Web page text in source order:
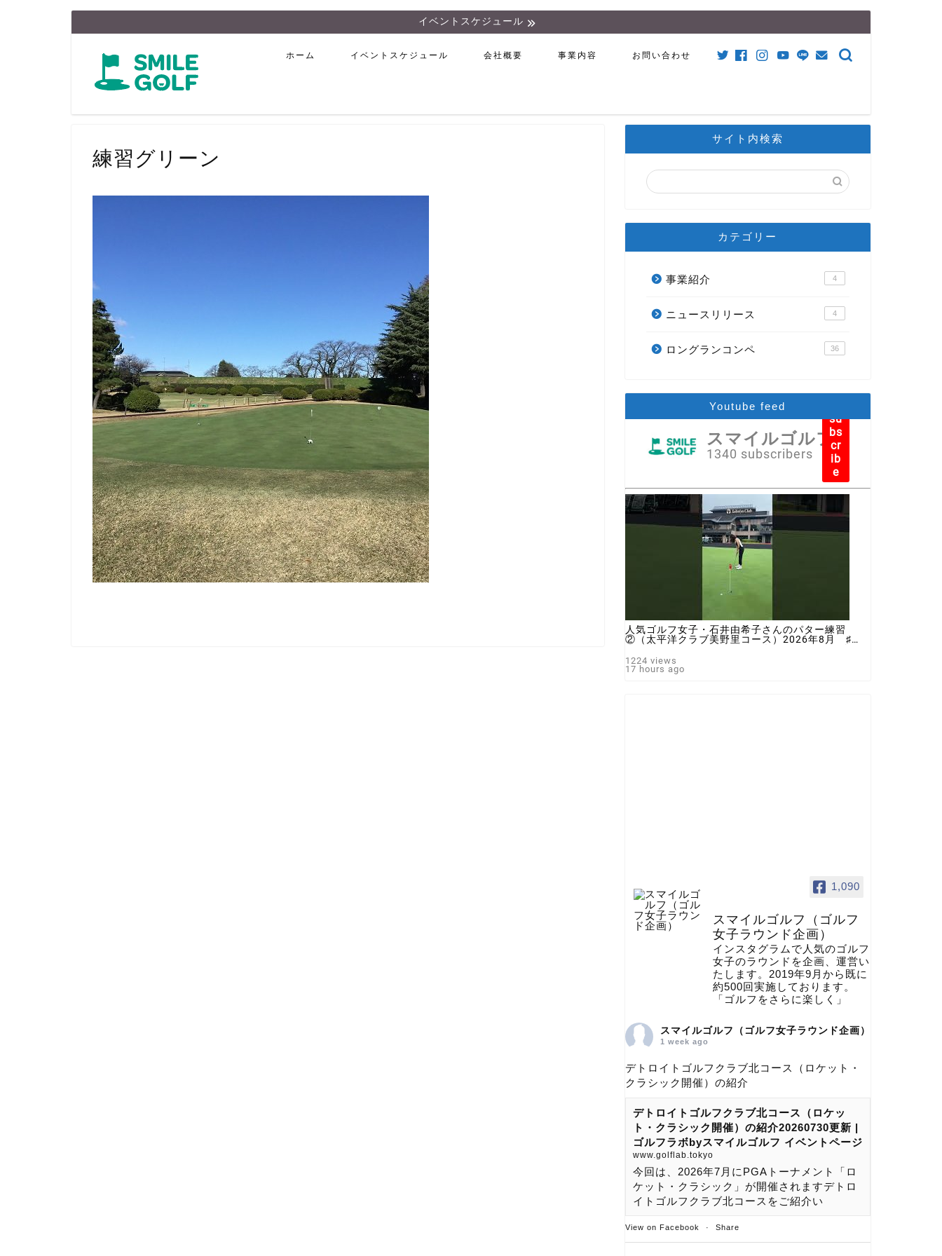
イベントスケジュール
ホーム イベントスケジュール 会社概要 事業内容 お問い合わせ
練習グリーン
サイト内検索
カテゴリー
事業紹介 4
ニュースリリース 4
ロングランコンペ 36
Youtube feed
スマイルゴルフ
1340 subscribers
su
bs
cr
ib
e
人気ゴルフ女子・石井由希子さんのパター練習
②（太平洋クラブ美野里コース）2026年8月 ♯ゴ
画 ♯スマイルゴルフ
1224 views
17 hours ago
1,090
スマイルゴルフ（ゴルフ
女子ラウンド企画）
インスタグラムで人気のゴルフ
女子のラウンドを企画、運営い
たします。2019年9月から既に
約500回実施しております。
「ゴルフをさらに楽しく」
スマイルゴルフ（ゴルフ女子ラウンド企画）
1 week ago
デトロイトゴルフクラブ北コース（ロケット・
クラシック開催）の紹介
デトロイトゴルフクラブ北コース（ロケッ
ト・クラシック開催）の紹介20260730更新 |
ゴルフラボbyスマイルゴルフ イベントページ
www.golflab.tokyo
今回は、2026年7月にPGAトーナメント「ロ
ケット・クラシック」が開催されますデトロ
イトゴルフクラブ北コースをご紹介い
View on Facebook · Share